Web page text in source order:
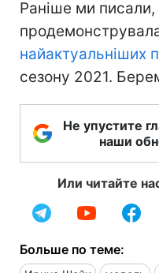
Раніше ми
найактуальніших
сезону 2021.
Не упустите
наши
Или читайте
Больше по теме: